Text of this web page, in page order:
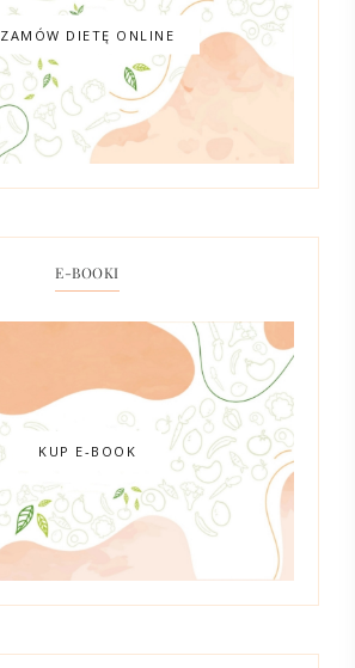
ZAMÓW DIETĘ ONLINE
E-BOOKI
KUP E-BOOK